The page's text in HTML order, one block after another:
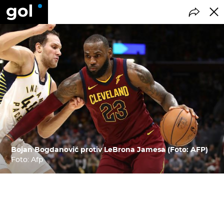
Bojan Bogdanović protiv LeBrona Jamesa (Foto: AFP)
Foto: Afp